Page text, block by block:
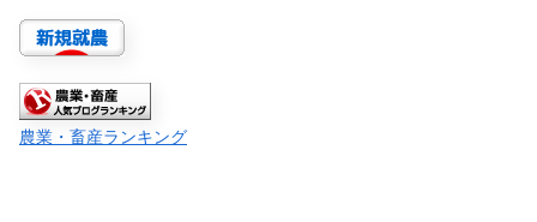
農業・畜産ランキング